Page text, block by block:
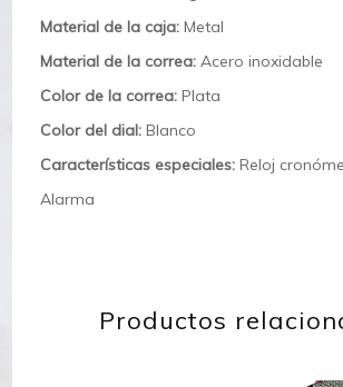
Material de la caja: Metal
Material de la correa: Acero inoxidable
Color de la correa: Plata
Color del dial: Blanco
Características especiales: Reloj
Alarma
Productos